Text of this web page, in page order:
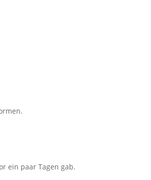
ein paar Tagen gab.